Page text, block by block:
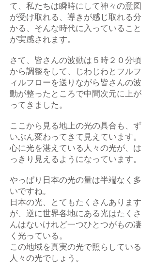
て、私たちは瞬時にして神々の意図
が受け取れる、導きが感じ取れる分
かる、そんな時代に入っていること
が実感されます。
さて、皆さんの波動は５時２０分頃
から調整をして、じわじわとフルフ
ィルフローを送りながら皆さんの波
動が整ったところで中間次元に上が
ってきました。
ここから見る地上の光の具合も、ず
いぶん変わってきて見えています。
心に光を湛えている人々の光が、は
っきり見えるようになっています。
やっぱり日本の光の量は半端なく多
いですね。
日本の光、とてもたくさんあります
が、逆に世界各地にある光はたくさ
んはないけれど一つひとつがもの凄
く光っている。
この地域を真実の光で照らしている
人々の光でしょう。